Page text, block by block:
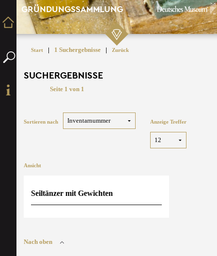
GRÜNDUNGSSAMMLUNG
Start | 1 Suchergebnisse | Zurück
SUCHERGEBNISSE
Seite 1 von 1
Sortieren nach Anzeige Treffer
Ansicht
Seiltänzer mit Gewichten
Nach oben